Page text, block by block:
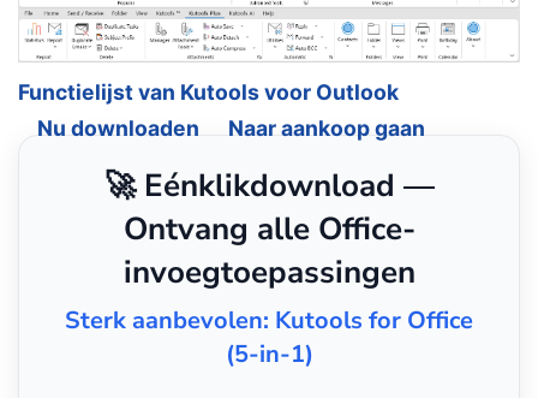
Functielijst van Kutools voor Outlook
Nu downloaden
Naar aankoop gaan
🚀 Eénklikdownload —
Ontvang alle Office-
invoegtoepassingen
Sterk aanbevolen: Kutools for Office
(5-in-1)